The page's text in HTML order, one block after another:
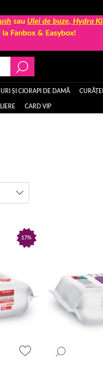
sau Ulei de buze, Hydra
Fanbox & Easybox!
ȘI CIORAPI DE DAMĂ
CARD VIP
17%